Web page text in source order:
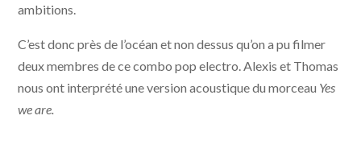
ambitions.
C’est donc près de l’océan et non dessus qu’on a pu filmer
deux membres de ce combo pop electro. Alexis et Thomas
nous ont interprété une version acoustique du morceau Yes
we are.